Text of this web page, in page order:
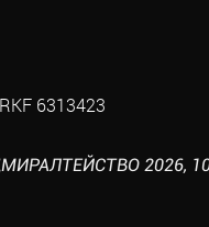
6313423
2026,